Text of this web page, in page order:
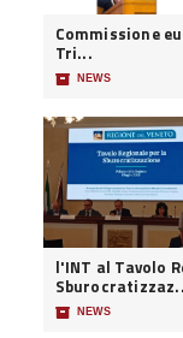
Commissione
Tri...
📦 NEWS
l'INT al Tavolo
📦 NEWS